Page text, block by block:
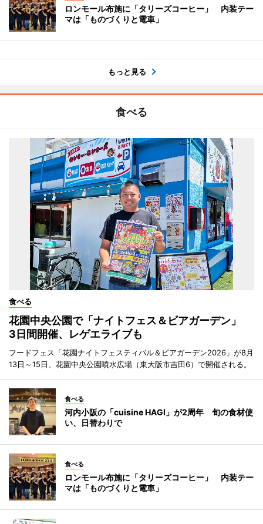
ロンモール布施に「タリーズコーヒー」 内装テー
マは「ものづくりと電車」
もっと見る
食べる
食べる
花園中央公園で「ナイトフェス＆ビアガーデン」
3日間開催、レゲエライブも
フードフェス「花園ナイトフェスティバル＆ビアガーデン2026」が8月
13日～15日、花園中央公園噴水広場（東大阪市吉田6）で開催される。
食べる
河内小阪の「cuisine HAGI」が2周年 旬の食材使
い、日替わりで
食べる
ロンモール布施に「タリーズコーヒー」 内装テー
マは「ものづくりと電車」